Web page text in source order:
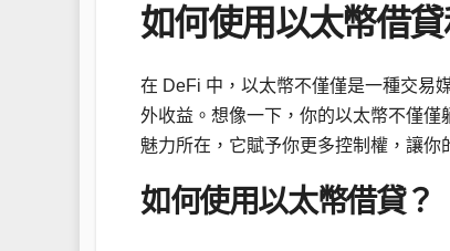
如何使用以太幣借
在 DeFi 中，以太幣不僅僅是一種交易
外收益。想像一下，你的以太幣不僅
魅力所在，它賦予你更多控制權，讓你
如何使用以太幣借貸？